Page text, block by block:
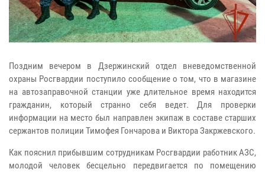
Поздним вечером в Дзержинский отдел вневедомственной
охраны Росгвардии поступило сообщение о том, что в магазине
на автозаправочной станции уже длительное время находится
гражданин, который странно себя ведет. Для проверки
информации на место был направлен экипаж в составе старших
сержантов полиции Тимофея Гончарова и Виктора Закржевского.
Как пояснил прибывшим сотрудникам Росгвардии работник АЗС,
молодой человек бесцельно передвигается по помещению